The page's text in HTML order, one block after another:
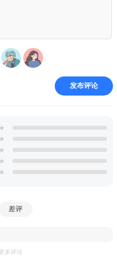
持 4 人同屏联机、好友组队协
奖励收益。每日定时开启竞技
比拼捕鱼分值、BOSS 击杀数与
量金币、话费与实物奖励，兼
日签到、在线时长、任务成就
道具与炮台体验卡。设有自动挂
松积累资源；还有小鱼快跑、双
体验，零氪玩家也能畅玩无
还原线下电玩城捕鱼的操作手
发布评论
★
★
★
★
★
差评
多评论